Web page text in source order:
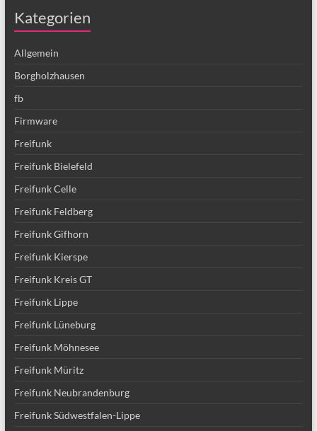
Kategorien
Allgemein
Borgholzhausen
fb
Firmware
Freifunk
Freifunk Bielefeld
Freifunk Celle
Freifunk Feldberg
Freifunk Gifhorn
Freifunk Kierspe
Freifunk Kreis GT
Freifunk Lippe
Freifunk Lüneburg
Freifunk Möhnesee
Freifunk Müritz
Freifunk Neubrandenburg
Freifunk Südwestfalen-Lippe